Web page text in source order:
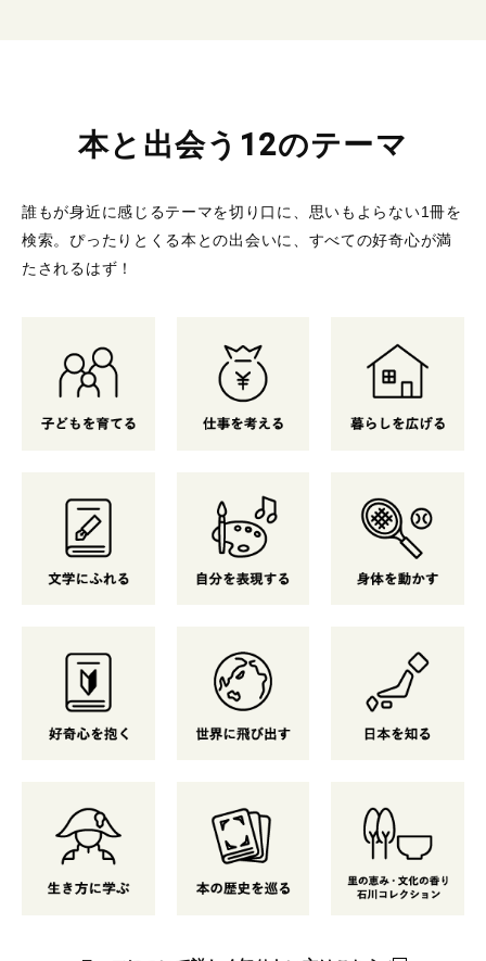
本と出会う12のテーマ
誰もが身近に感じるテーマを切り口に、思いもよらない1冊を
検索。 ぴったりとくる本との出会いに、すべての好奇心が満
たされるはず！